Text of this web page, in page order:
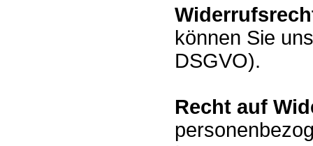
können Sie
DSGVO).
Recht auf